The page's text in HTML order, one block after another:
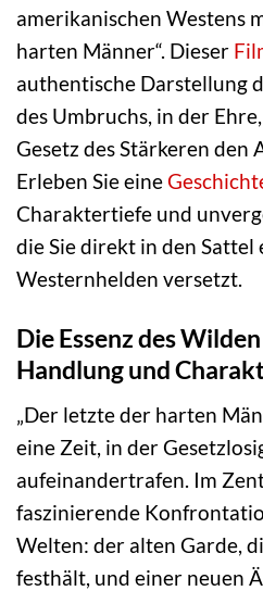
amerikanischen Westens
harten Männer“. Dieser
authentische Darstellung
des Umbruchs, in der
Gesetz des Stärkeren den
Erleben Sie eine
Charaktertiefe und
die Sie direkt in den Sattel
Westernhelden versetzt.
Die Essenz des
Handlung und
„Der letzte der harten
eine Zeit, in der
aufeinandertrafen. Im
faszinierende
Welten: der alten Garde,
festhält, und einer neuen